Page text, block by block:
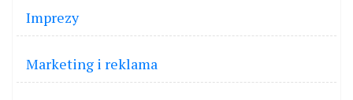
Imprezy
Marketing i reklama